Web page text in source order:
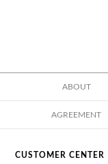
ABOUT
AGREEMENT
CUSTOMER CENTER